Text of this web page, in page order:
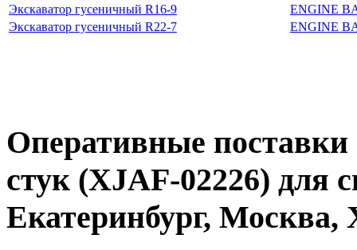
Экскаватор гусеничный R16-9
ENGINE
Экскаватор гусеничный R22-7
ENGINE
Оперативные поставки
стук (XJAF-02226) для
Екатеринбург,